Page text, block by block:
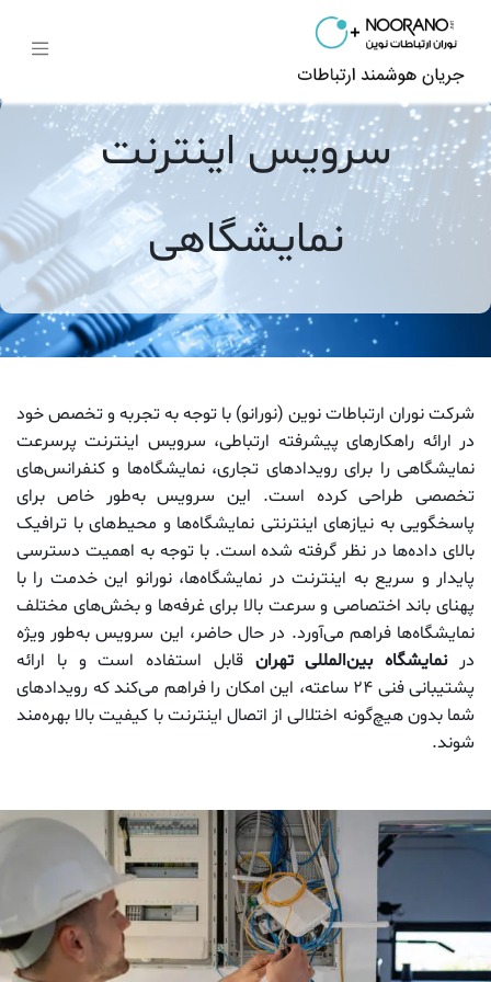
سرویس اینترنت
نمایشگاهی
شرکت نوران ارتباطات نوین (نورانو) با توجه به تجربه و تخصص خود
در ارائه راهکارهای پیشرفته ارتباطی، سرویس اینترنت پرسرعت
نمایشگاهی را برای رویدادهای تجاری، نمایشگاه‌ها و کنفرانس‌های
تخصصی طراحی کرده است. این سرویس به‌طور خاص برای
پاسخگویی به نیازهای اینترنتی نمایشگاه‌ها و محیط‌های با ترافیک
بالای داده‌ها در نظر گرفته شده است. با توجه به اهمیت دسترسی
پایدار و سریع به اینترنت در نمایشگاه‌ها، نورانو این خدمت را با
پهنای باند اختصاصی و سرعت بالا برای غرفه‌ها و بخش‌های مختلف
نمایشگاه‌ها فراهم می‌آورد. در حال حاضر، این سرویس به‌طور ویژه
درنمایشگاه بین‌المللی تهران قابل استفاده است و با ارائه
پشتیبانی فنی ۲۴ ساعته، این امکان را فراهم می‌کند که رویدادهای
شما بدون هیچ‌گونه اختلالی از اتصال اینترنت با کیفیت بالا بهره‌مند
شوند.